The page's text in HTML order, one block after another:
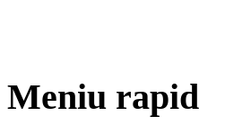
Meniu rapid